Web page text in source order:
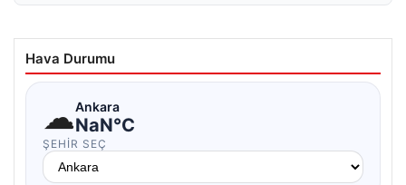
Hava Durumu
☁Ankara
NaN°C
ŞEHIR SEÇ